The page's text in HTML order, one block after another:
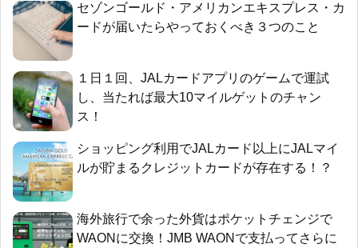
セゾンゴールド・アメリカンエキスプレス・カ
ードが届いたらやっておくべき３つのこと
１日１回、JALカードアプリのゲームで運試
し、当たれば最大10マイルゲットのチャン
ス！
ショッピング利用でJALカード以上にJALマイ
ルが貯まるクレジットカードが存在する！？
海外旅行で余った外貨はポケットチェンジで
WAONに交換！JMB WAONで支払ってさらに